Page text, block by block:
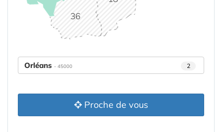
36
Orléans - 45000 2
Proche de vous